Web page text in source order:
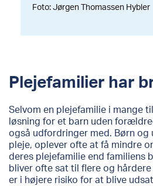
Foto: Jørgen Thomassen Hybler
Plejefamilier har
Selvom en plejefamilie i mange
løsning for et barn uden
også udfordringer med. Børn og
pleje, oplever ofte at få mindre
deres plejefamilie end familiens
bliver ofte sat til flere og
er i højere risiko for at blive